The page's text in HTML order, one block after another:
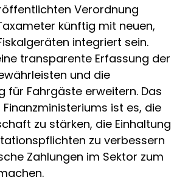
Verordnung
künftig mit neuen,
integriert sein.
transparente Erfassung der
und die
für Fahrgäste erweitern. Das
ist es, die
zu stärken, die Einhaltung
zu verbessern
Zahlungen im Sektor zum